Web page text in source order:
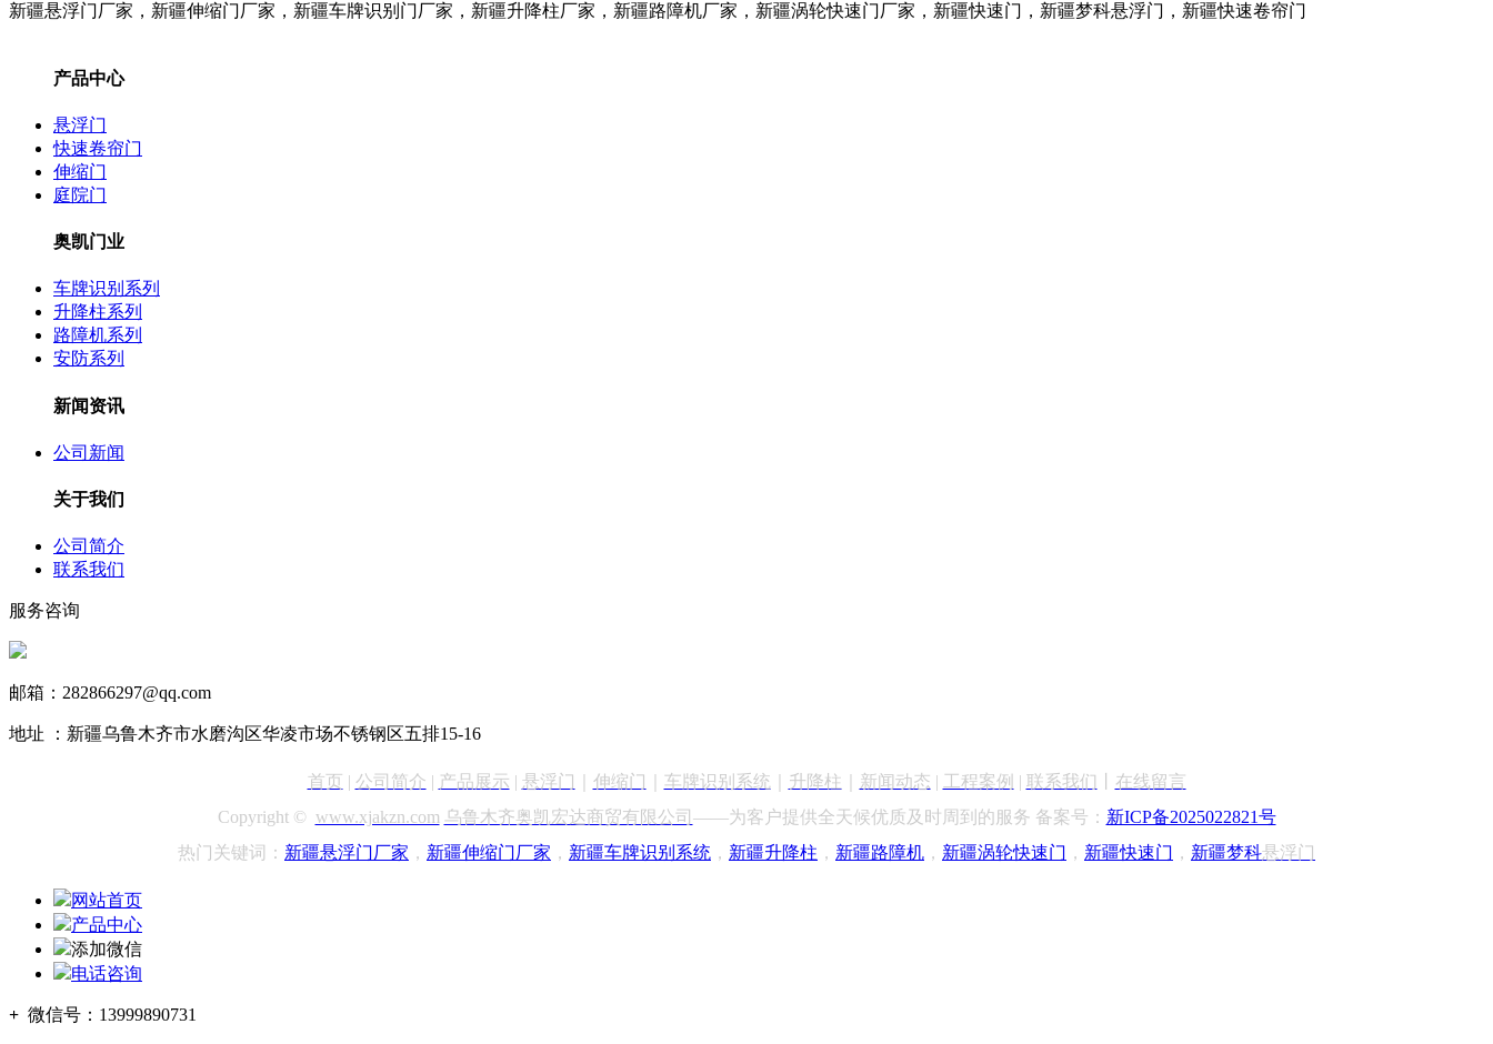
新疆悬浮门厂家，新疆伸缩门厂家，新疆车牌识别门厂家，新疆升降柱厂家 ，新疆路障机厂家 ，新疆涡轮快速门厂家 ，新疆快速门，新疆梦科悬浮门，新疆快速卷帘门
产品中心
悬浮门
快速卷帘门
伸缩门
庭院门
奥凯门业
车牌识别系列
升降柱系列
路障机系列
安防系列
新闻资讯
公司新闻
关于我们
公司简介
联系我们
服务咨询
邮箱：282866297@qq.com
地址 ：新疆乌鲁木齐市水磨沟区华凌市场不锈钢区五排15-16
首页 | 公司简介 | 产品展示 | 悬浮门 伸缩门 车牌识别 系统｜ 升降柱 新闻动态 | 工程案例 | 联系我们
在线留言
Copyright © www.xjakzn.com 乌鲁木齐奥凯宏达商贸有限公司 ——为客户提供全天候优质及时周到的服务 备案号： 新ICP备2025022821号
热门关键词： 新疆悬浮门厂家 ， 新疆伸缩门厂家 ， 新疆车牌识别 系统 ， 新疆升降柱 ， 新疆路障机 ， 新疆涡轮快速门 ， 新疆快速门 ， 新疆梦科悬浮门
网站首页
产品中心
添加微信
电话咨询
+ 微信号： 13999890731